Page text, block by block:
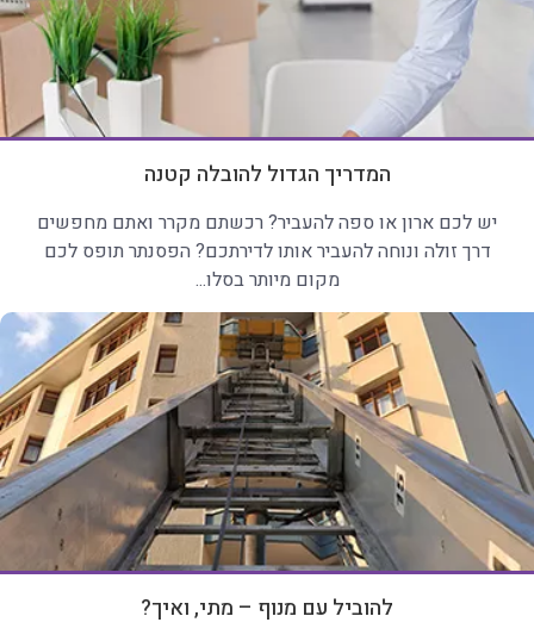
המדריך הגדול להובלה קטנה
יש לכם ארון או ספה להעביר? רכשתם מקרר ואתם מחפשים
דרך זולה ונוחה להעביר אותו לדירתכם? הפסנתר תופס לכם
מקום מיותר בסלו...
להוביל עם מנוף – מתי, ואיך?